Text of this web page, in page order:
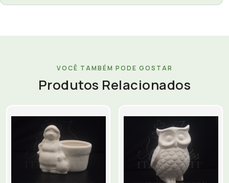
VOCÊ TAMBÉM PODE GOSTAR
Produtos Relacionados